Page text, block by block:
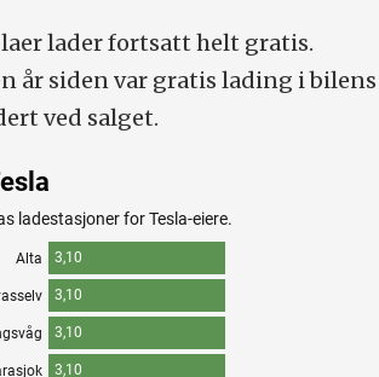
lader fortsatt helt gratis.
år siden var gratis lading i bilens
ved salget.